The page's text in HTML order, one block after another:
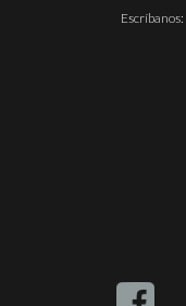
Escríbanos: